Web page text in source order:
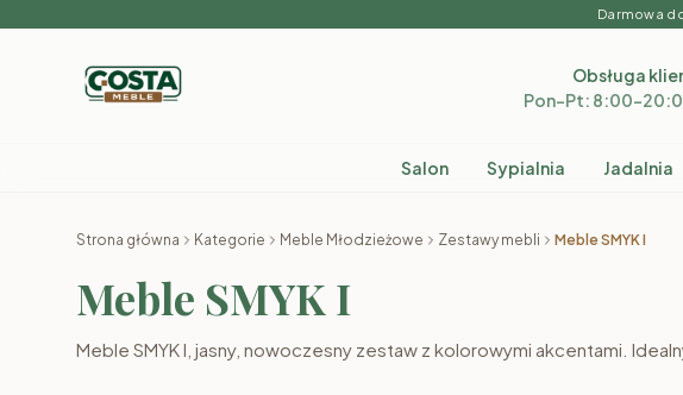
Darmowa
Obsługa
Pon–Pt:
Salon Sypialnia Jadalnia
Strona główna Kategorie Meble Młodzieżowe Zestawy mebli Meble SMYK I
Meble SMYK I
Meble SMYK I, jasny, nowoczesny zestaw z kolorowymi akcentami.